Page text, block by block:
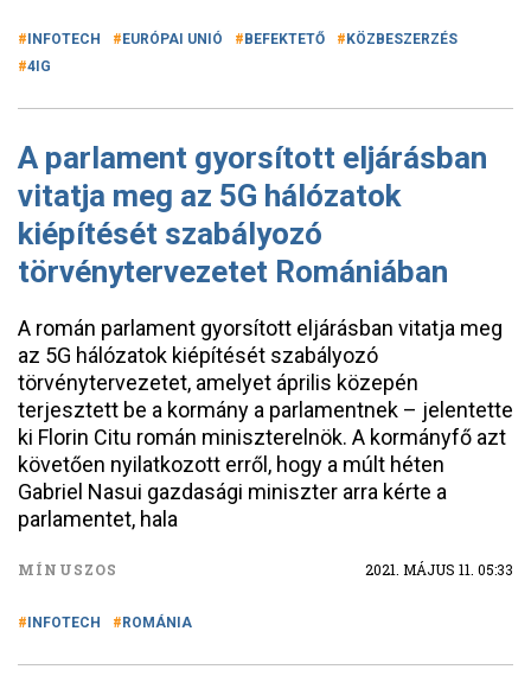
INFOTECH EURÓPAI UNIÓ BEFEKTETŐ
KÖZBESZERZÉS
4IG
A parlament gyorsított eljárásban
vitatja meg az 5G hálózatok
kiépítését szabályozó
törvénytervezetet Romániában
A román parlament gyorsított eljárásban vitatja meg
az 5G hálózatok kiépítését szabályozó
törvénytervezetet, amelyet április közepén
terjesztett be a kormány a parlamentnek – jelentette
ki Florin Citu román miniszterelnök. A kormányfő azt
követően nyilatkozott erről, hogy a múlt héten
Gabriel Nasui gazdasági miniszter arra kérte a
parlamentet, hala
MÍNUSZOS 2021. MÁJUS 11. 05:33
INFOTECH ROMÁNIA